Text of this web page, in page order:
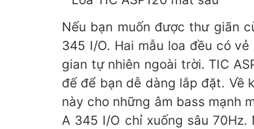
Nếu bạn muốn được thư giãn
345 I/O. Hai mẫu loa đều có
gian tự nhiên ngoài trời. TIC
đế để bạn dễ dàng lắp đặt. Về
này cho những âm bass mạnh
A 345 I/O chỉ xuống sâu